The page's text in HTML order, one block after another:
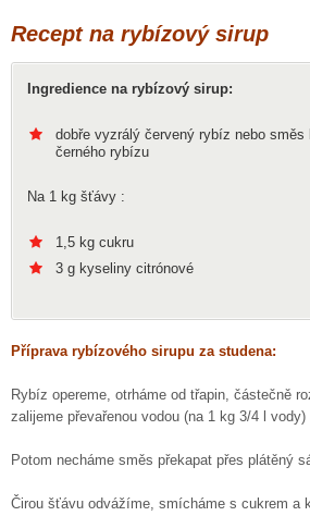
Recept na rybízový sirup
Ingredience na rybízový sirup:
dobře vyzrálý červený rybíz nebo směs
černého rybízu
Na 1 kg šťávy :
1,5 kg cukru
3 g kyseliny citrónové
Příprava rybízového sirupu za studena:
Rybíz opereme, otrháme od třapin, částečně
zalijeme převařenou vodou (na 1 kg 3/4 l
Potom necháme směs překapat přes plátěný
Čirou šťávu odvážíme, smícháme s cukrem a